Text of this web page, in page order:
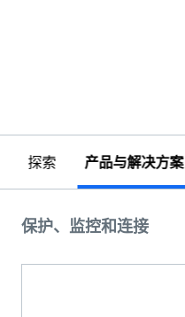
探索 产品与解决方案
保护、监控和连接